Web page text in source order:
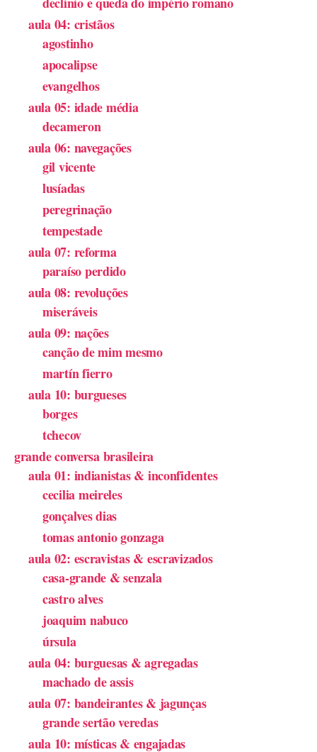
aula 04: cristãos
agostinho
apocalipse
evangelhos
aula 05: idade média
decameron
aula 06: navegações
gil vicente
lusíadas
peregrinação
tempestade
aula 07: reforma
paraíso perdido
aula 08: revoluções
miseráveis
aula 09: nações
canção de mim mesmo
martín fierro
aula 10: burgueses
borges
tchecov
grande conversa brasileira
aula 01: indianistas & inconfidentes
cecilia meireles
gonçalves dias
tomas antonio gonzaga
aula 02: escravistas & escravizados
casa-grande & senzala
castro alves
joaquim nabuco
úrsula
aula 04: burguesas & agregadas
machado de assis
aula 07: bandeirantes & jagunças
grande sertão veredas
aula 10: místicas & engajadas